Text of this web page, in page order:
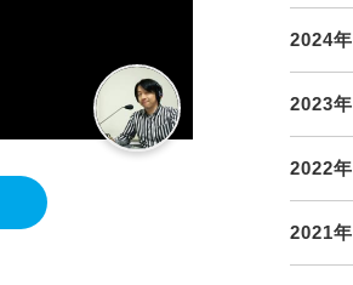
2024年
2023年
2022年
2021年